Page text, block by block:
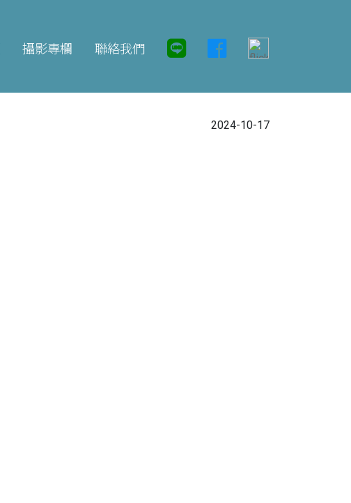
攝影專欄 聯絡我們
2024-10-17